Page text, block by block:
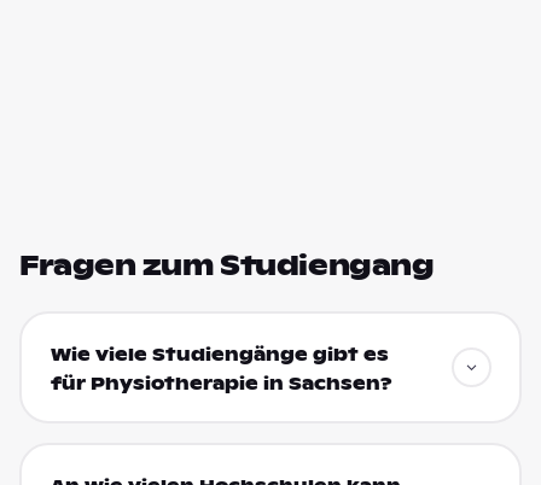
Fragen zum Studiengang
Wie viele Studiengänge gibt es
für Physiotherapie in Sachsen?